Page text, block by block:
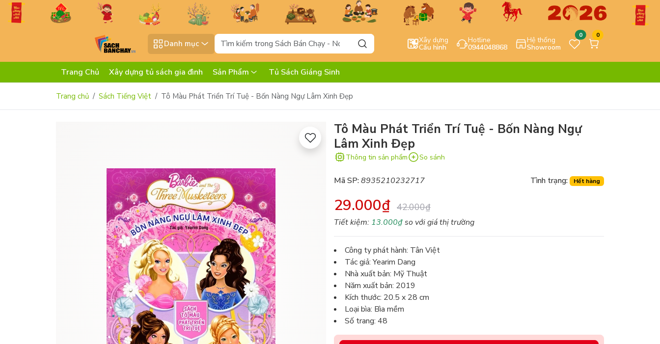
Danh mục Xây dựng
Cấu hình
Hotline
0944048868
Hệ thống
Showroom
0 0
Trang Chủ Xây dựng tủ sách gia đình Sản Phẩm Tủ Sách Giáng Sinh
Trang chủ Sách Tiếng Việt Tô Màu Phát Triển Trí Tuệ - Bốn Nàng Ngự Lâm Xinh Đẹp
Tô Màu Phát Triển Trí Tuệ - Bốn Nàng Ngự
Lâm Xinh Đẹp
Thông tin sản phẩm So sánh
Mã SP:8935210232717 Tình trạng: Hết hàng
29.000₫ 42.000₫
Tiết kiệm: 13.000₫so với giá thị trường
Công ty phát hành: Tân Việt
Tác giả: Yearim Dang
Nhà xuất bản: Mỹ Thuật
Năm xuất bản: 2019
Kích thước: 20.5 x 28 cm
Loại bìa: Bìa mềm
Số trang: 48